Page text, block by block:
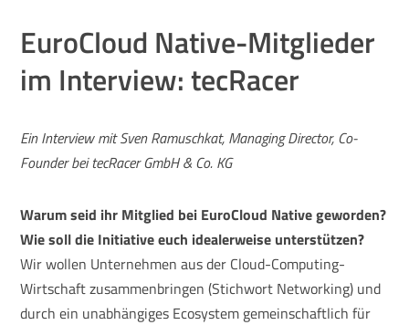
EuroCloud Native-Mitglieder
im Interview: tecRacer
Ein Interview mit Sven Ramuschkat, Managing Director, Co-
Founder bei tecRacer GmbH & Co. KG
Warum seid ihr Mitglied bei EuroCloud Native geworden?
Wie soll die Initiative euch idealerweise unterstützen?
Wir wollen Unternehmen aus der Cloud-Computing-
Wirtschaft zusammenbringen (Stichwort Networking) und
durch ein unabhängiges Ecosystem gemeinschaftlich für